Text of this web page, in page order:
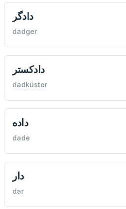
دادگر
dadger
دادكستر
dadküster
داده
dade
دار
dar